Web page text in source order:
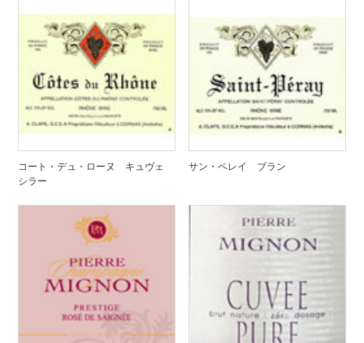
コート・デュ・ローヌ キュヴェ
シラー
サン・ペレイ ブラン